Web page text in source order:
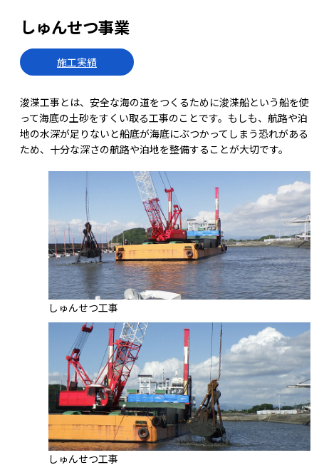
しゅんせつ事業
施工実績
浚渫工事とは、安全な海の道をつくるために浚渫船という船を使
って海底の土砂をすくい取る工事のことです。もしも、航路や泊
地の水深が足りないと船底が海底にぶつかってしまう恐れがある
ため、十分な深さの航路や泊地を整備することが大切です。
しゅんせつ工事
しゅんせつ工事